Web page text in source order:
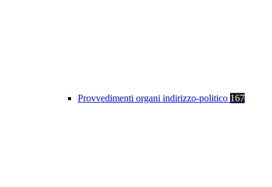
Provvedimenti organi indirizzo-politico 167